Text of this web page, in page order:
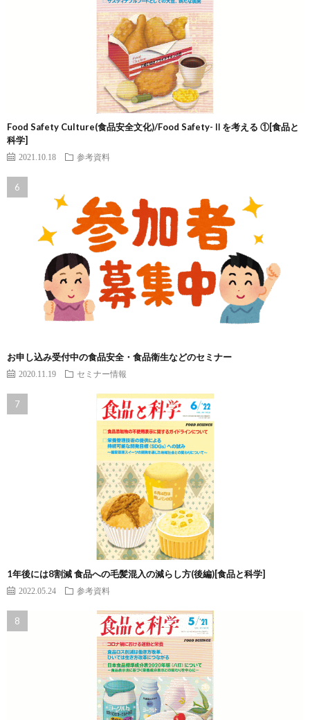
Food Safety Culture(食品安全文化)/Food Safety-Ⅱを考える ①[食品と
科学]
2021.10.18 参考資料
お申し込み受付中の食品安全・食品衛生などのセミナー
2020.11.19 セミナー情報
1年後には8割減 食品への毛髪混入の減らし方(後編)[食品と科学]
2022.05.24 参考資料